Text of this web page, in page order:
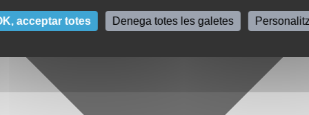
acceptar totes Denega totes les galetes